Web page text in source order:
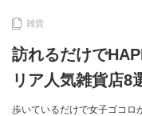
雑貨
訪れるだけで
リア人気雑貨店8
歩いているだけで女子ゴコロ